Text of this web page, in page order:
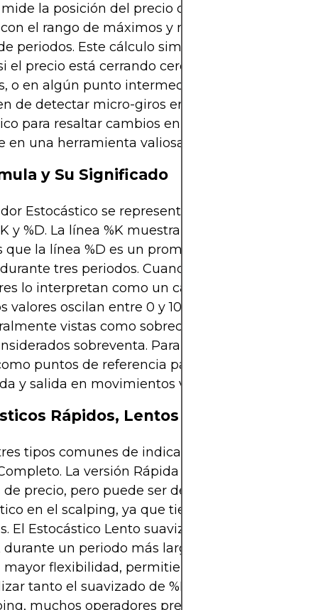
la posición del precio de cierre más
el rango de máximos y mínimos durante un
periodos. Este cálculo simple da a los
el precio está cerrando cerca de sus máximos,
o en algún punto intermedio. Para los scalpers,
de detectar micro-giros en el precio, la
para resaltar cambios en el impulso a corto
en una herramienta valiosa.
y Su Significado
Estocástico se representa generalmente por
y %D. La línea %K muestra la medida bruta del
que la línea %D es un promedio móvil de %K, a
tres periodos. Cuando %K cruza %D, los
lo interpretan como un cambio en el impulso
valores oscilan entre 0 y 100, con lecturas por
vistas como sobrecompra y aquellos
sobreventa. Para los scalpers, estos
puntos de referencia para detectar
y salida en movimientos volátiles de corta
Rápidos, Lentos y Completo
tipos comunes de indicadores Estocásticos:
La versión Rápida reacciona
precio, pero puede ser demasiado sensible
en el scalping, ya que tiende a producir
El Estocástico Lento suaviza este ruido
durante un periodo más largo. El Estocástico
mayor flexibilidad, permitiendo a los operadores
tanto el suavizado de %K como de %D. En el
muchos operadores prefieren el Estocástico